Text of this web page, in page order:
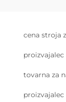
cena stroja
tovarna za